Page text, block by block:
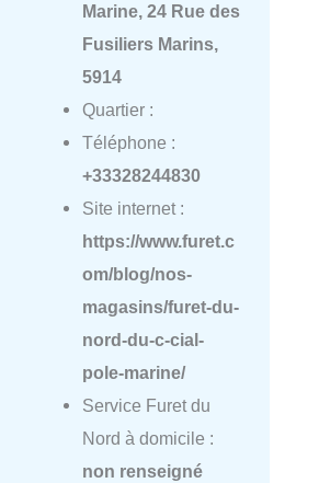
Marine, 24 Rue des
Fusiliers Marins,
5914
Quartier :
Téléphone :
+33328244830
Site internet :
https://www.furet.c
om/blog/nos-
magasins/furet-du-
nord-du-c-cial-
pole-marine/
Service Furet du
Nord à domicile :
non renseigné